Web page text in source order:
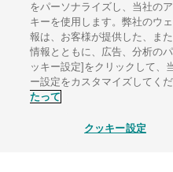
をパーソナライズし、当社の
キーを使用します。弊社のウ
報は、お客様が提供した、ま
情報とともに、広告、分析の
ッキー設定]をクリックして、
ー設定をカスタマイズしてくだ
たって
クッキー設定